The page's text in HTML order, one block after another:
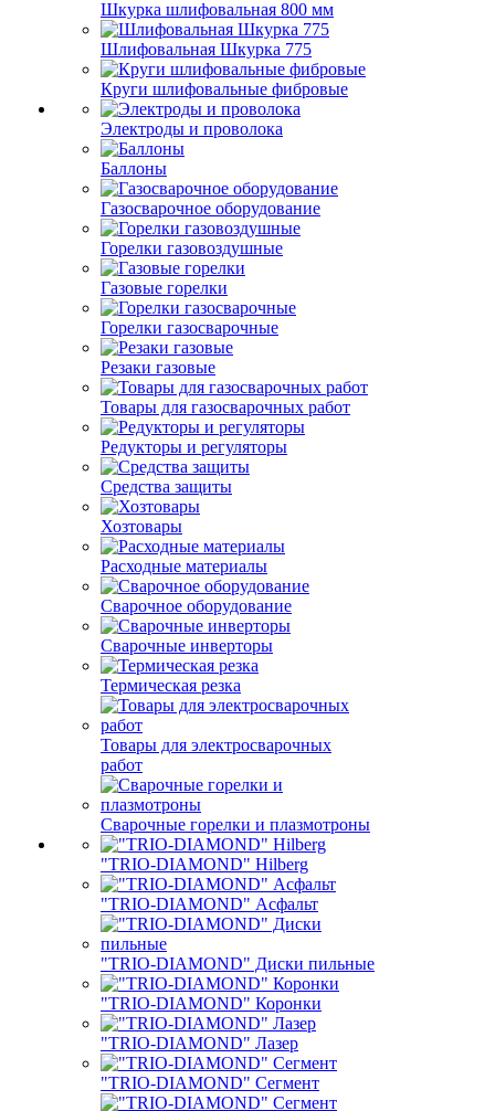
Шкурка шлифовальная 800 мм
Шлифовальная Шкурка 775
Круги шлифовальные фибровые
Электроды и проволока
Баллоны
Газосварочное оборудование
Горелки газовоздушные
Газовые горелки
Горелки газосварочные
Резаки газовые
Товары для газосварочных работ
Редукторы и регуляторы
Средства защиты
Хозтовары
Расходные материалы
Сварочное оборудование
Сварочные инверторы
Термическая резка
Товары для электросварочных
работ
Сварочные горелки и плазмотроны
"TRIO-DIAMOND" Hilberg
"TRIO-DIAMOND" Асфальт
"TRIO-DIAMOND" Диски пильные
"TRIO-DIAMOND" Коронки
"TRIO-DIAMOND" Лазер
"TRIO-DIAMOND" Сегмент